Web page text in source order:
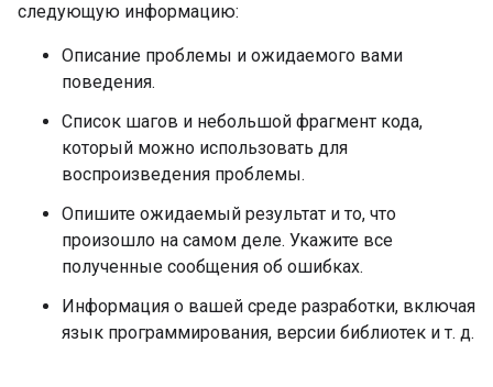
следующую информацию:
Описание проблемы и ожидаемого вами
поведения.
Список шагов и небольшой фрагмент кода,
который можно использовать для
воспроизведения проблемы.
Опишите ожидаемый результат и то, что
произошло на самом деле. Укажите все
полученные сообщения об ошибках.
Информация о вашей среде разработки, включая
язык программирования, версии библиотек и т. д.